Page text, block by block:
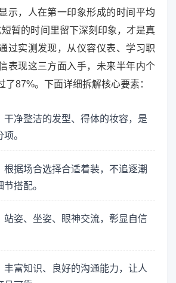
示，人在第一印象形成的时间平均
暂的时间里留下深刻印象，才是真
过实测发现，从仪容仪表、学习职
表现这三方面入手，未来半年内个
了87%。下面详细拆解核心要素：
干净整洁的发型、得体的妆容，是
。
根据场合选择合适着装，不追逐潮
搭配。
站姿、坐姿、眼神交流，彰显自信
丰富知识、良好的沟通能力，让人